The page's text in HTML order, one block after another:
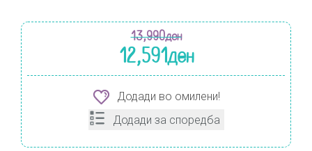
13,990ден
12,591ден
Додади во омилени!
Додади за споредба